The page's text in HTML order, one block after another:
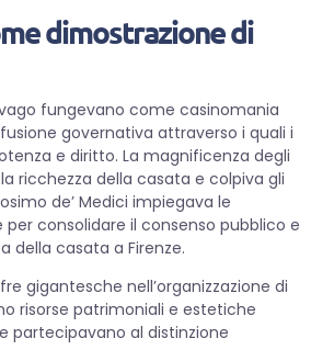
dimostrazione di
fungevano come casinomania
governativa attraverso i quali i
e diritto. La magnificenza degli
ricchezza della casata e colpiva gli
de’ Medici impiegava le
consolidare il consenso pubblico e
della casata a Firenze.
gigantesche nell’organizzazione di
risorse patrimoniali e estetiche
partecipavano al distinzione